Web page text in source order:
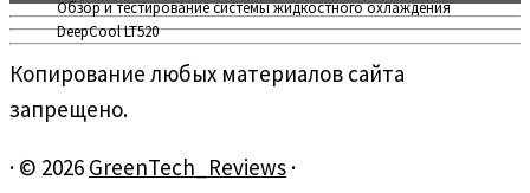
Обзор и тестирование системы жидкостного охлаждения
DeepCool LT520
Копирование любых материалов сайта
запрещено.
· © 2026 GreenTech_Reviews ·